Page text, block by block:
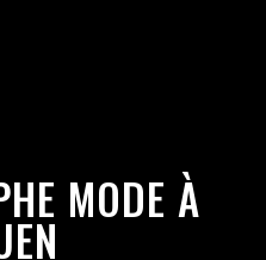
MODE À